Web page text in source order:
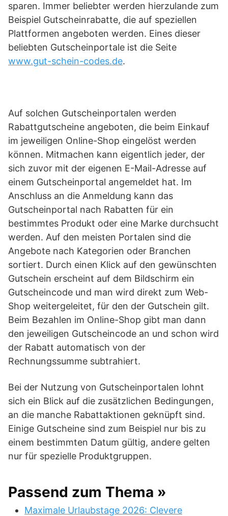
sparen. Immer beliebter werden hierzulande zum
Beispiel Gutscheinrabatte, die auf speziellen
Plattformen angeboten werden. Eines dieser
beliebten Gutscheinportale ist die Seite
www.gut-schein-codes.de.
Auf solchen Gutscheinportalen werden
Rabattgutscheine angeboten, die beim Einkauf
im jeweiligen Online-Shop eingelöst werden
können. Mitmachen kann eigentlich jeder, der
sich zuvor mit der eigenen E-Mail-Adresse auf
einem Gutscheinportal angemeldet hat. Im
Anschluss an die Anmeldung kann das
Gutscheinportal nach Rabatten für ein
bestimmtes Produkt oder eine Marke durchsucht
werden. Auf den meisten Portalen sind die
Angebote nach Kategorien oder Branchen
sortiert. Durch einen Klick auf den gewünschten
Gutschein erscheint auf dem Bildschirm ein
Gutscheincode und man wird direkt zum Web-
Shop weitergeleitet, für den der Gutschein gilt.
Beim Bezahlen im Online-Shop gibt man dann
den jeweiligen Gutscheincode an und schon wird
der Rabatt automatisch von der
Rechnungssumme subtrahiert.
Bei der Nutzung von Gutscheinportalen lohnt
sich ein Blick auf die zusätzlichen Bedingungen,
an die manche Rabattaktionen geknüpft sind.
Einige Gutscheine sind zum Beispiel nur bis zu
einem bestimmten Datum gültig, andere gelten
nur für spezielle Produktgruppen.
Passend zum Thema »
Maximale Urlaubstage 2026: Clevere